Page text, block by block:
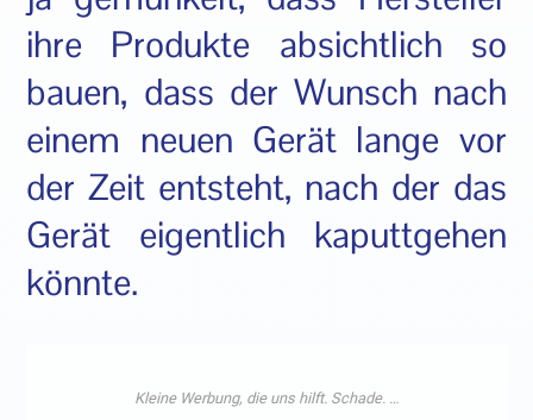
ihre Produkte absichtlich so
bauen, dass der Wunsch nach
einem neuen Gerät lange vor
der Zeit entsteht, nach der das
Gerät eigentlich kaputtgehen
könnte.